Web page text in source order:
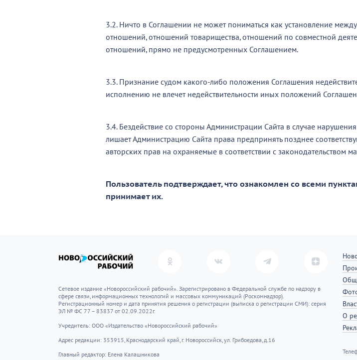
3.2. Ничто в Соглашении не может пониматься как установление
отношений, отношений товарищества, отношений по совместной
отношений, прямо не предусмотренных Соглашением.
3.3. Признание судом какого-либо положения Соглашения
исполнению не влечет недействительности иных положений
3.4. Бездействие со стороны Администрации Сайта в случае
лишает Администрацию Сайта права предпринять позднее
авторских прав на охраняемые в соответствии с законодательством
Пользователь подтверждает, что ознакомлен со всеми
принимает их.
Сетевое издание «Новороссийский рабочий». Зарегистрировано в Федеральной службе по надзору в
сфере связи, информационных технологий и массовых коммуникаций (Роскомнадзор).
Регистрационный номер и дата принятия решения о регистрации (выписка о регистрации СМИ): серия
ЭЛ № ФС 77 – 83837 от 02.09.2022г.
Учредитель: ООО «Издательство «Новороссийский рабочий»
Адрес редакции: 353915, Краснодарский край, г. Новороссийск, ул. Грибоедова, д.16
Главный редактор: Елена Калашникова
О